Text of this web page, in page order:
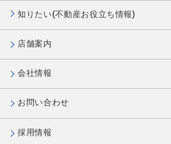
知りたい(不動産お役立ち情報)
店舗案内
会社情報
お問い合わせ
採用情報